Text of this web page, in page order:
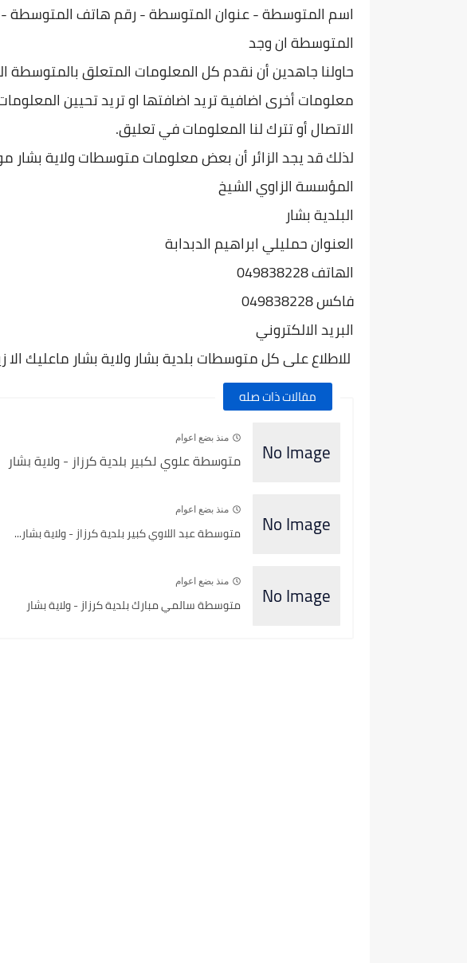
اسم المتوسطة - عنوان المتوسطة - رقم هاتف المتوسطة -
المتوسطة ان وجد
حاولنا جاهدين أن نقدم كل المعلومات المتعلق بالمتوسطة
معلومات أخرى اضافية تريد اضافتها او تريد تحيين
الاتصال أو تترك لنا المعلومات في تعليق.
لذلك قد يجد الزائر أن بعض معلومات متوسطات ولاية بشار
المؤسسة الزاوي الشيخ
البلدية بشار
العنوان حمليلي ابراهيم الدبدابة
الهاتف 049838228
فاكس 049838228
البريد الالكتروني
للاطلاع على كل متوسطات بلدية بشار ولاية بشار ماعليك الا
مقالات ذات صله
منذ بضع اعوام
متوسطة علوي لكبير بلدية كرزاز - ولاية بشار
منذ بضع اعوام
متوسطة عبد اللاوي كبير بلدية كرزاز - ولاية بشار...
منذ بضع اعوام
متوسطة سالمي مبارك بلدية كرزاز - ولاية بشار